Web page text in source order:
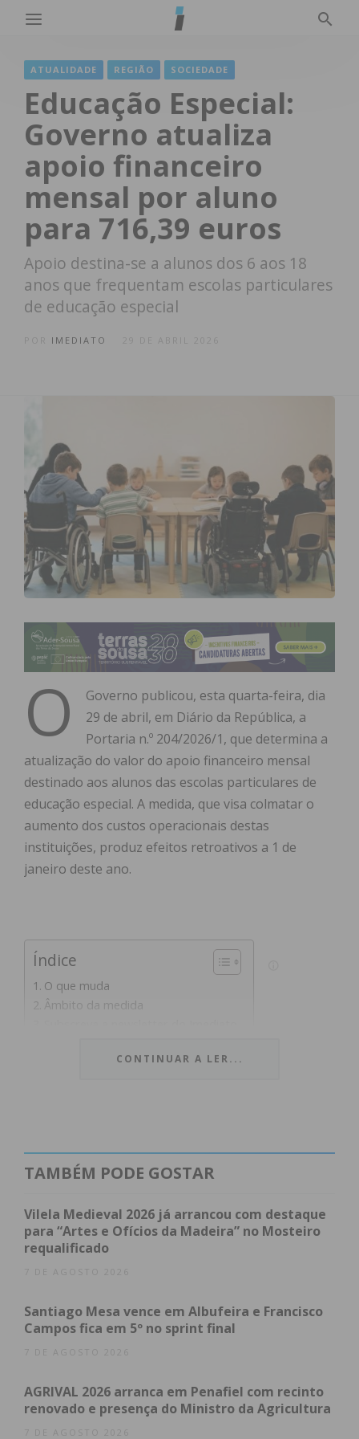
ATUALIDADE REGIÃO SOCIEDADE
Educação Especial:
Governo atualiza
apoio financeiro
mensal por aluno
para 716,39 euros
Apoio destina-se a alunos dos 6 aos 18
anos que frequentam escolas particulares
de educação especial
IMEDIATO 29 DE ABRIL 2026
O
Governo publicou, esta quarta-feira, dia
29 de abril, em Diário da República, a
Portaria n.º 204/2026/1, que determina a
atualização do valor do apoio financeiro mensal
destinado aos alunos das escolas particulares de
educação especial. A medida, que visa colmatar o
aumento dos custos operacionais destas
instituições, produz efeitos retroativos a 1 de
janeiro deste ano.
Índice
O que muda
Âmbito da medida
O que muda
716,39 euros. Esta medida representa um reforço
direto no financiamento que sustenta a integração
estabelecimentos.
Âmbito da medida
Este apoio destina-se a alunos com idades
compreendidas entre os 6 e os 18 anos que
frequentam escolas particulares de educação
reconhecendo o papel fundamental destas
instituições como uma “extensão da rede pública”
de ensino, garantindo que o Estado cumpra o seu
CONTINUAR A LER...
TAMBÉM PODE GOSTAR
Vilela Medieval 2026 já arrancou com destaque
para “Artes e Ofícios da Madeira” no Mosteiro
requalificado
7 DE AGOSTO 2026
Santiago Mesa vence em Albufeira e Francisco
Campos fica em 5º no sprint final
7 DE AGOSTO 2026
AGRIVAL 2026 arranca em Penafiel com recinto
renovado e presença do Ministro da Agricultura
7 DE AGOSTO 2026